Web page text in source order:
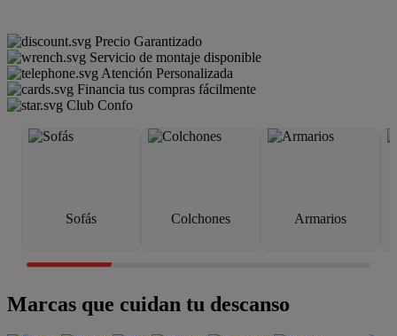
Precio Garantizado
Servicio de montaje disponible
Atención Personalizada
Financia tus compras fácilmente
Club Confo
Sofás Colchones Armarios
Marcas que cuidan tu descanso